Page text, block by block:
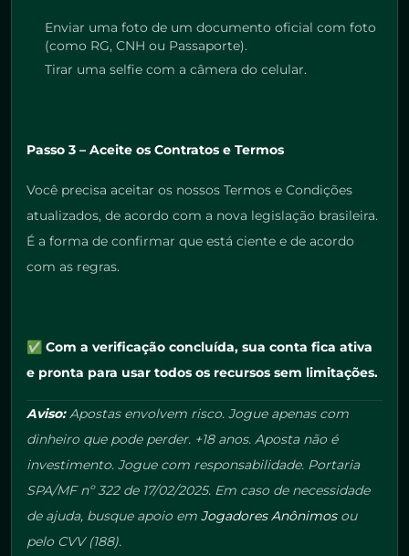
Enviar uma foto de um documento oficial com foto
(como RG, CNH ou Passaporte).
Tirar uma selfie com a câmera do celular.
Passo 3 – Aceite os Contratos e Termos
Você precisa aceitar os nossos Termos e Condições
atualizados, de acordo com a nova legislação brasileira.
É a forma de confirmar que está ciente e de acordo
com as regras.
✅ Com a verificação concluída, sua conta fica ativa
e pronta para usar todos os recursos sem limitações.
Aviso:Apostas envolvem risco. Jogue apenas com
dinheiro que pode perder. +18 anos. Aposta não é
investimento. Jogue com responsabilidade. Portaria
SPA/MF nº 322 de 17/02/2025. Em caso de necessidade
de ajuda, busque apoio em Jogadores Anônimosou
pelo CVV (188).